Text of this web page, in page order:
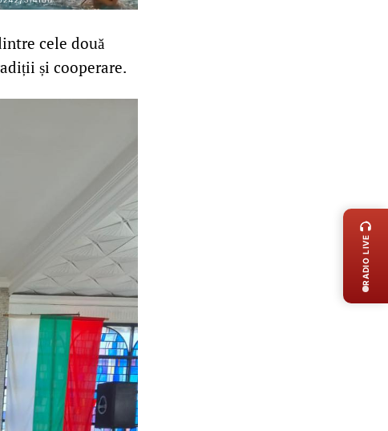
cele două
și cooperare.
RADIO LIVE